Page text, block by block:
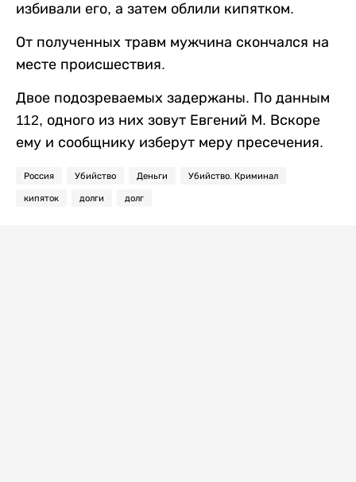
избивали его, а затем облили кипятком.
От полученных травм мужчина скончался на
месте происшествия.
Двое подозреваемых задержаны. По данным
112, одного из них зовут Евгений М. Вскоре
ему и сообщнику изберут меру пресечения.
Россия Убийство Деньги Убийство. Криминал
кипяток долги долг